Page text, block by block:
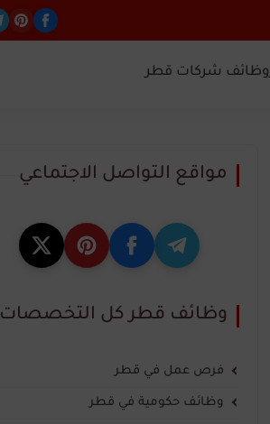
وظائف شركات قطر
مواقع التواصل الاجتماعي
وظائف قطر كل التخصصات
فرص عمل في قطر
وظائف حكومية في قطر